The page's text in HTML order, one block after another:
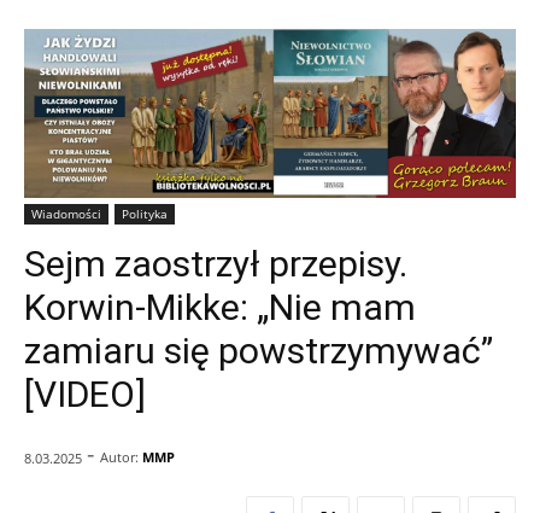
Wiadomości Polityka
Sejm zaostrzył przepisy.
Korwin-Mikke: „Nie mam
zamiaru się powstrzymywać”
[VIDEO]
8.03.2025 - Autor: MMP